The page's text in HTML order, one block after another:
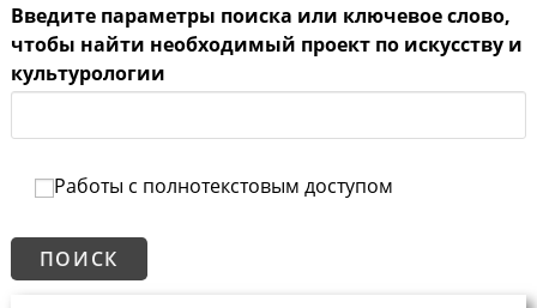
Введите параметры поиска или ключевое слово,
чтобы найти необходимый проект по искусству и
культурологии
Работы с полнотекстовым доступом